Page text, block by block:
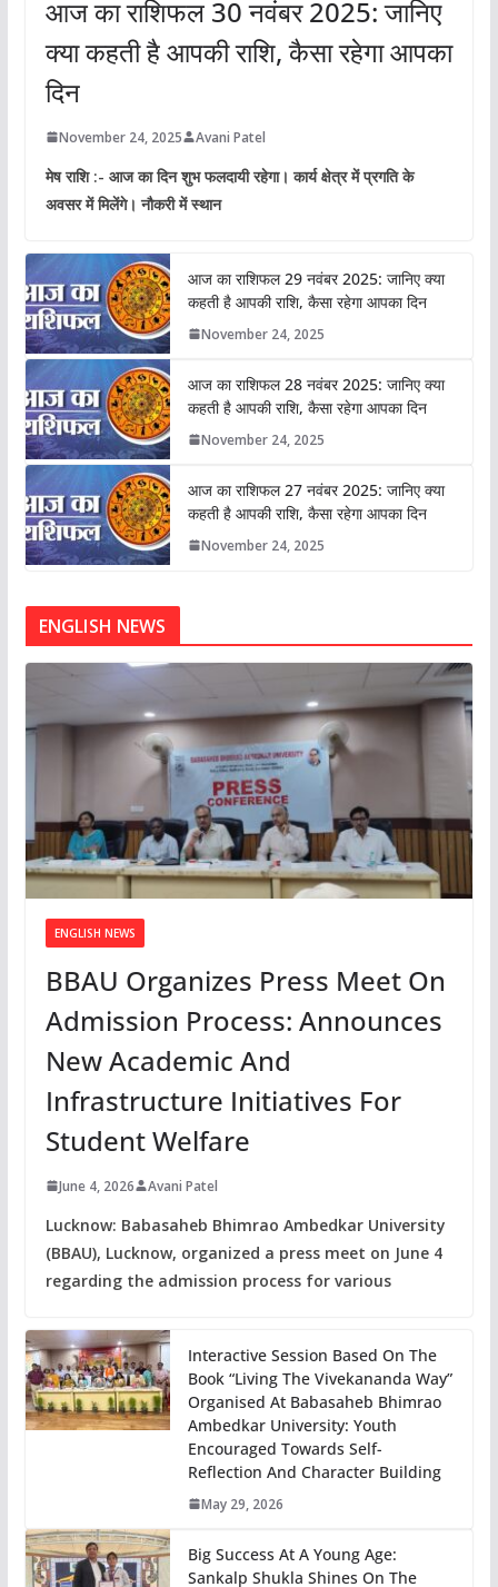
आज का राशिफल 30 नवंबर 2025: जानिए
क्या कहती है आपकी राशि, कैसा रहेगा आपका
दिन
November 24, 2025 Avani Patel
मेष राशि :- आज का दिन शुभ फलदायी रहेगा। कार्य क्षेत्र में प्रगति के
अवसर में मिलेंगे। नौकरी में स्थान
आज का राशिफल 29 नवंबर 2025: जानिए क्या
कहती है आपकी राशि, कैसा रहेगा आपका दिन
November 24, 2025
आज का राशिफल 28 नवंबर 2025: जानिए क्या
कहती है आपकी राशि, कैसा रहेगा आपका दिन
November 24, 2025
आज का राशिफल 27 नवंबर 2025: जानिए क्या
कहती है आपकी राशि, कैसा रहेगा आपका दिन
November 24, 2025
ENGLISH NEWS
ENGLISH NEWS
BBAU Organizes Press Meet On
Admission Process: Announces
New Academic And
Infrastructure Initiatives For
Student Welfare
June 4, 2026 Avani Patel
Lucknow: Babasaheb Bhimrao Ambedkar University
(BBAU), Lucknow, organized a press meet on June 4
regarding the admission process for various
Interactive Session Based On The
Book “Living The Vivekananda Way”
Organised At Babasaheb Bhimrao
Ambedkar University: Youth
Encouraged Towards Self-
Reflection And Character Building
May 29, 2026
Big Success At A Young Age:
Sankalp Shukla Shines On The